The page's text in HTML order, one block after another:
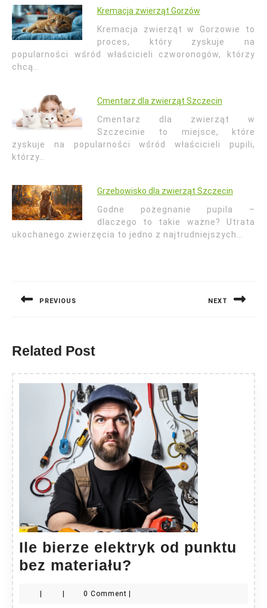
Kremacja zwierząt Gorzów
Kremacja zwierząt w Gorzowie to
proces, który zyskuje na
popularności wśród właścicieli czworonogów, którzy
chcą…
Cmentarz dla zwierząt Szczecin
Cmentarz dla zwierząt w
Szczecinie to miejsce, które
zyskuje na popularności wśród właścicieli pupili,
którzy…
Grzebowisko dla zwierząt Szczecin
Godne pożegnanie pupila –
dlaczego to takie ważne? Utrata
ukochanego zwierzęcia to jedno z najtrudniejszych…
PREVIOUS NEXT
Related Post
Ile bierze elektryk od punktu
bez materiału?
0 Comment